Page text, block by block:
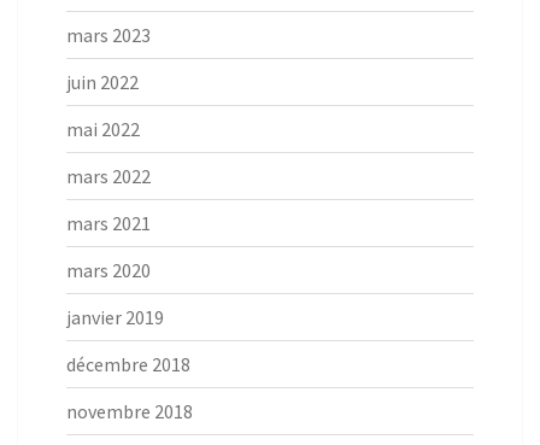
mars 2023
juin 2022
mai 2022
mars 2022
mars 2021
mars 2020
janvier 2019
décembre 2018
novembre 2018